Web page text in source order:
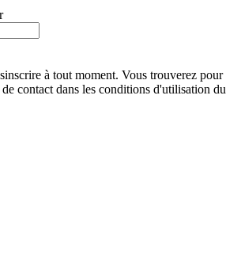
à tout moment. Vous trouverez pour
contact dans les conditions d'utilisation du